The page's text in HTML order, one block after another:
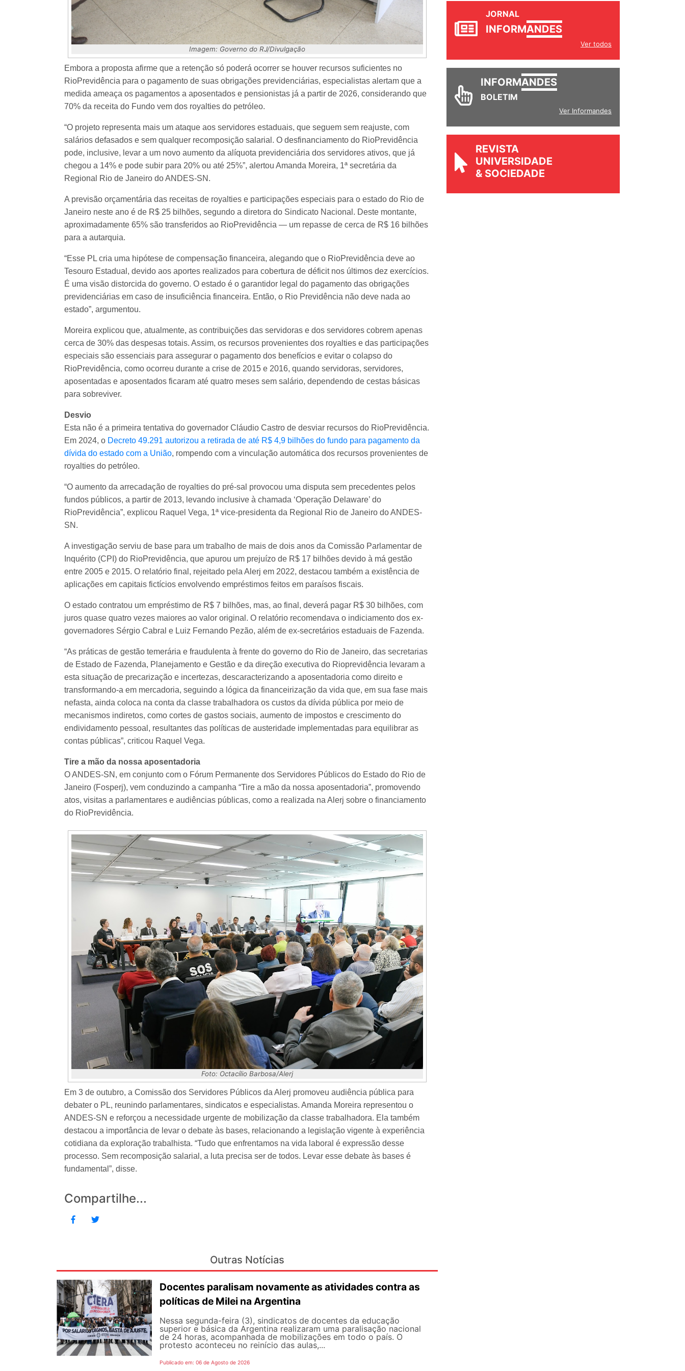
Imagem: Governo do RJ/Divulgação
Embora a proposta afirme que a retenção só poderá ocorrer se houver recursos suficientes no
RioPrevidência para o pagamento de suas obrigações previdenciárias, especialistas alertam que a
medida ameaça os pagamentos a aposentados e pensionistas já a partir de 2026, considerando que
70% da receita do Fundo vem dos royalties do petróleo.
“O projeto representa mais um ataque aos servidores estaduais, que seguem sem reajuste, com
salários defasados e sem qualquer recomposição salarial. O desfinanciamento do RioPrevidência
pode, inclusive, levar a um novo aumento da alíquota previdenciária dos servidores ativos, que já
chegou a 14% e pode subir para 20% ou até 25%”, alertou Amanda Moreira, 1ª secretária da
Regional Rio de Janeiro do ANDES-SN.
A previsão orçamentária das receitas de royalties e participações especiais para o estado do Rio de
Janeiro neste ano é de R$ 25 bilhões, segundo a diretora do Sindicato Nacional. Deste montante,
aproximadamente 65% são transferidos ao RioPrevidência — um repasse de cerca de R$ 16 bilhões
para a autarquia.
“Esse PL cria uma hipótese de compensação financeira, alegando que o RioPrevidência deve ao
Tesouro Estadual, devido aos aportes realizados para cobertura de déficit nos últimos dez exercícios.
É uma visão distorcida do governo. O estado é o garantidor legal do pagamento das obrigações
previdenciárias em caso de insuficiência financeira. Então, o Rio Previdência não deve nada ao
estado”, argumentou.
Moreira explicou que, atualmente, as contribuições das servidoras e dos servidores cobrem apenas
cerca de 30% das despesas totais. Assim, os recursos provenientes dos royalties e das participações
especiais são essenciais para assegurar o pagamento dos benefícios e evitar o colapso do
RioPrevidência, como ocorreu durante a crise de 2015 e 2016, quando servidoras, servidores,
aposentadas e aposentados ficaram até quatro meses sem salário, dependendo de cestas básicas
para sobreviver.
Desvio
Esta não é a primeira tentativa do governador Cláudio Castro de desviar recursos do RioPrevidência.
Em 2024, o Decreto 49.291 autorizou a retirada de até R$ 4,9 bilhões do fundo para pagamento da
dívida do estado com a União, rompendo com a vinculação automática dos recursos provenientes de
royalties do petróleo.
“O aumento da arrecadação de royalties do pré-sal provocou uma disputa sem precedentes pelos
fundos públicos, a partir de 2013, levando inclusive à chamada ‘Operação Delaware’ do
RioPrevidência”, explicou Raquel Vega, 1ª vice-presidenta da Regional Rio de Janeiro do ANDES-
SN.
A investigação serviu de base para um trabalho de mais de dois anos da Comissão Parlamentar de
Inquérito (CPI) do RioPrevidência, que apurou um prejuízo de R$ 17 bilhões devido à má gestão
entre 2005 e 2015. O relatório final, rejeitado pela Alerj em 2022, destacou também a existência de
aplicações em capitais fictícios envolvendo empréstimos feitos em paraísos fiscais.
O estado contratou um empréstimo de R$ 7 bilhões, mas, ao final, deverá pagar R$ 30 bilhões, com
juros quase quatro vezes maiores ao valor original. O relatório recomendava o indiciamento dos ex-
governadores Sérgio Cabral e Luiz Fernando Pezão, além de ex-secretários estaduais de Fazenda.
“As práticas de gestão temerária e fraudulenta à frente do governo do Rio de Janeiro, das secretarias
de Estado de Fazenda, Planejamento e Gestão e da direção executiva do Rioprevidência levaram a
esta situação de precarização e incertezas, descaracterizando a aposentadoria como direito e
transformando-a em mercadoria, seguindo a lógica da financeirização da vida que, em sua fase mais
nefasta, ainda coloca na conta da classe trabalhadora os custos da dívida pública por meio de
mecanismos indiretos, como cortes de gastos sociais, aumento de impostos e crescimento do
endividamento pessoal, resultantes das políticas de austeridade implementadas para equilibrar as
contas públicas”, criticou Raquel Vega.
Tire a mão da nossa aposentadoria
O ANDES-SN, em conjunto com o Fórum Permanente dos Servidores Públicos do Estado do Rio de
Janeiro (Fosperj), vem conduzindo a campanha “Tire a mão da nossa aposentadoria”, promovendo
atos, visitas a parlamentares e audiências públicas, como a realizada na Alerj sobre o financiamento
do RioPrevidência.
Foto: Octacílio Barbosa/Alerj​​​​​​
Em 3 de outubro, a Comissão dos Servidores Públicos da Alerj promoveu audiência pública para
debater o PL, reunindo parlamentares, sindicatos e especialistas. Amanda Moreira representou o
ANDES-SN e reforçou a necessidade urgente de mobilização da classe trabalhadora. Ela também
destacou a importância de levar o debate às bases, relacionando a legislação vigente à experiência
cotidiana da exploração trabalhista. “Tudo que enfrentamos na vida laboral é expressão desse
processo. Sem recomposição salarial, a luta precisa ser de todos. Levar esse debate às bases é
fundamental”, disse.
Compartilhe...
Outras Notícias
Docentes paralisam novamente as atividades contra as
políticas de Milei na Argentina
Nessa segunda-feira (3), sindicatos de docentes da educação
superior e básica da Argentina realizaram uma paralisação nacional
de 24 horas, acompanhada de mobilizações em todo o país. O
protesto aconteceu no reinício das aulas,...
Publicado em: 06 de Agosto de 2026
JORNAL
INFORMANDES
Ver todos
INFORMANDES
BOLETIM
Ver Informandes
REVISTA
UNIVERSIDADE
& SOCIEDADE